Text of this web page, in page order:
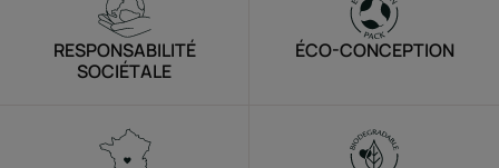
RESPONSABILITÉ
SOCIÉTALE
ÉCO-CONCEPTION